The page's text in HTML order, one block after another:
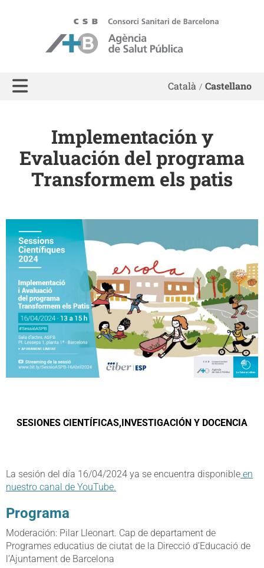
Català Castellano
Implementación y
Evaluación del programa
Transformem els patis
SESIONES CIENTÍFICAS,INVESTIGACIÓN Y DOCENCIA
La sesión del día 16/04/2024 ya se encuentra disponible en
nuestro canal de YouTube.
Programa
Moderación: Pilar Lleonart. Cap de departament de
Programes educatius de ciutat de la Direcció d’Educació de
l’Ajuntament de Barcelona